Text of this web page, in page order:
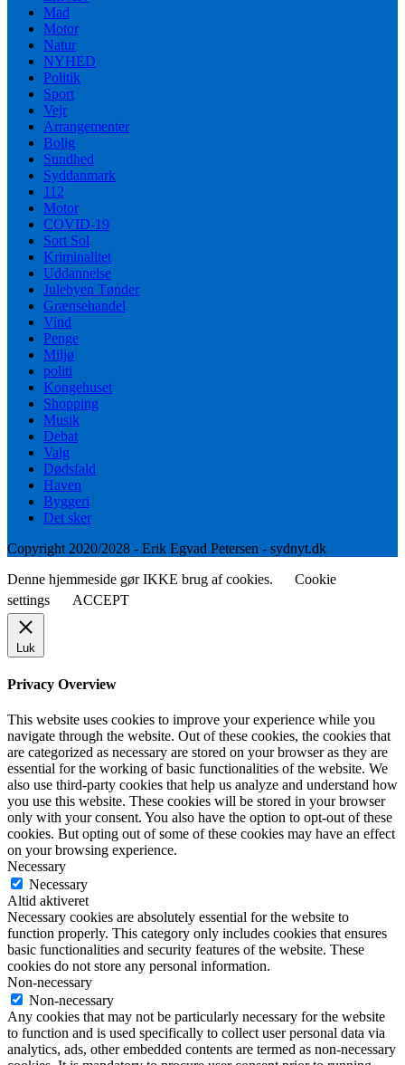
Mad
Motor
Natur
NYHED
Politik
Sport
Vejr
Arrangementer
Bolig
Sundhed
Syddanmark
112
Motor
COVID-19
Sort Sol
Kriminalitet
Uddannelse
Julebyen Tønder
Grænsehandel
Vind
Penge
Miljø
politi
Kongehuset
Shopping
Musik
Debat
Valg
Dødsfald
Haven
Byggeri
Det sker
Copyright 2020/2028 - Erik Egvad Petersen - sydnyt.dk
Denne hjemmeside gør IKKE brug af cookies.
Cookie
settings
ACCEPT
Luk
Privacy Overview
This website uses cookies to improve your experience while you
navigate through the website. Out of these cookies, the cookies that
are categorized as necessary are stored on your browser as they are
essential for the working of basic functionalities of the website. We
also use third-party cookies that help us analyze and understand how
you use this website. These cookies will be stored in your browser
only with your consent. You also have the option to opt-out of these
cookies. But opting out of some of these cookies may have an effect
on your browsing experience.
Necessary
Necessary
Altid aktiveret
Necessary cookies are absolutely essential for the website to
function properly. This category only includes cookies that ensures
basic functionalities and security features of the website. These
cookies do not store any personal information.
Non-necessary
Non-necessary
Any cookies that may not be particularly necessary for the website
to function and is used specifically to collect user personal data via
analytics, ads, other embedded contents are termed as non-necessary